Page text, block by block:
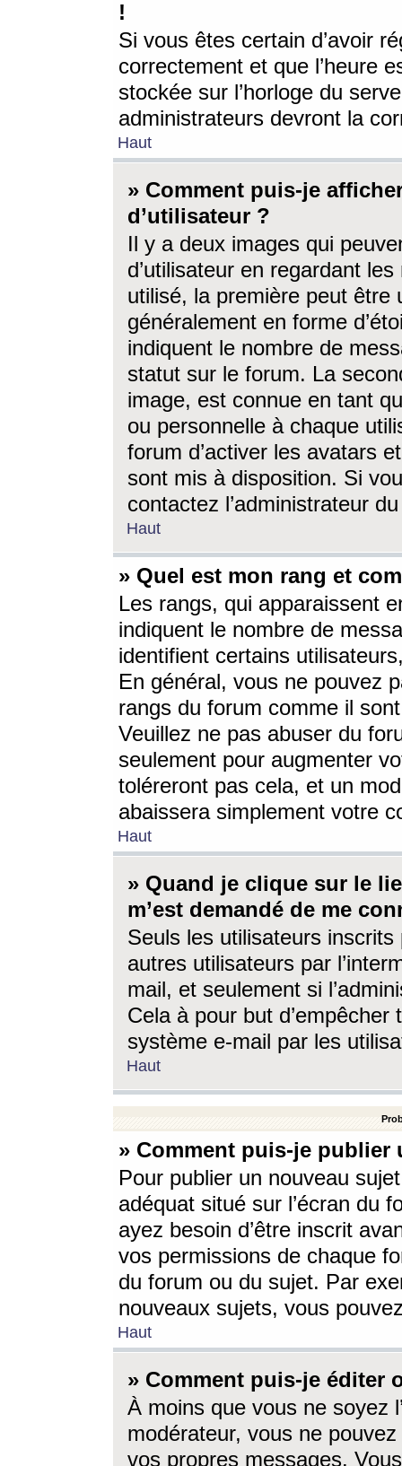
!
Si vous êtes certain d’avoir
correctement et que l’heure
stockée sur l’horloge du
administrateurs devront la
Haut
» Comment puis-je
d’utilisateur ?
Il y a deux images qui
d’utilisateur en regardant
utilisé, la première peut être
généralement en forme
indiquent le nombre de
statut sur le forum. La
image, est connue en tant
ou personnelle à chaque
forum d’activer les avatars
sont mis à disposition. Si
contactez l’administrateur
Haut
» Quel est mon rang et
Les rangs, qui apparaissent
indiquent le nombre de
identifient certains
En général, vous ne pouvez
rangs du forum comme il
Veuillez ne pas abuser du
seulement pour augmenter
toléreront pas cela, et un
abaissera simplement votre
Haut
» Quand je clique sur le
m’est demandé de me
Seuls les utilisateurs
autres utilisateurs par
mail, et seulement si
Cela à pour but
système e-mail par les
Haut
» Comment puis-je
Pour publier un nouveau
adéquat situé sur l’écran du
ayez besoin d’être inscrit
vos permissions de chaque
du forum ou du sujet. Par
nouveaux sujets, vous
Haut
» Comment puis-je éditer
À moins que vous ne soyez
modérateur, vous ne
vos propres messages.